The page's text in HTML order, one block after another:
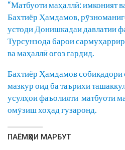
“Матбуоти маҳаллӣ: имконият
Бахтиёр Ҳамдамов,
устоди Донишкадаи давлатии
Турсунзода барои
ва маҳаллӣ оғоз гардид.
Бахтиёр Ҳамдамов собиқадори
мазкур оид ба таърихи
усулҳои фаъолияти матбуоти
омӯзиш хоҳад гузаронд.
ПАЁМҲОИ МАРБУТ